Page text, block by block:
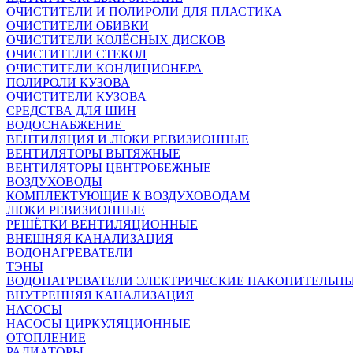
ОЧИСТИТЕЛИ И ПОЛИРОЛИ ДЛЯ ПЛАСТИКА
ОЧИСТИТЕЛИ ОБИВКИ
ОЧИСТИТЕЛИ КОЛЁСНЫХ ДИСКОВ
ОЧИСТИТЕЛИ СТЕКОЛ
ОЧИСТИТЕЛИ КОНДИЦИОНЕРА
ПОЛИРОЛИ КУЗОВА
ОЧИСТИТЕЛИ КУЗОВА
СРЕДСТВА ДЛЯ ШИН
ВОДОСНАБЖЕНИЕ
ВЕНТИЛЯЦИЯ И ЛЮКИ РЕВИЗИОННЫЕ
ВЕНТИЛЯТОРЫ ВЫТЯЖНЫЕ
ВЕНТИЛЯТОРЫ ЦЕНТРОБЕЖНЫЕ
ВОЗДУХОВОДЫ
КОМПЛЕКТУЮЩИЕ К ВОЗДУХОВОДАМ
ЛЮКИ РЕВИЗИОННЫЕ
РЕШЁТКИ ВЕНТИЛЯЦИОННЫЕ
ВНЕШНЯЯ КАНАЛИЗАЦИЯ
ВОДОНАГРЕВАТЕЛИ
ТЭНЫ
ВОДОНАГРЕВАТЕЛИ ЭЛЕКТРИЧЕСКИЕ
ВНУТРЕННЯЯ КАНАЛИЗАЦИЯ
НАСОСЫ
НАСОСЫ ЦИРКУЛЯЦИОННЫЕ
ОТОПЛЕНИЕ